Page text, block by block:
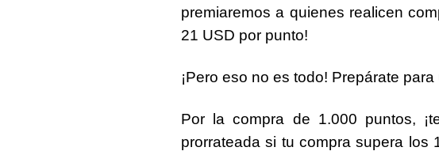
premiaremos a quienes realicen
21 USD por punto!
¡Pero eso no es todo! Prepárate
Por la compra de 1.000 puntos,
prorrateada si tu compra supera los